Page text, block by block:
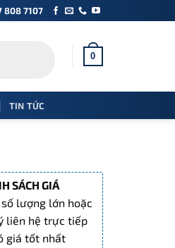
808 7107
0
TIN TỨC
SÁCH GIÁ
lượng lớn hoặc
liên hệ trực tiếp
giá tốt nhất